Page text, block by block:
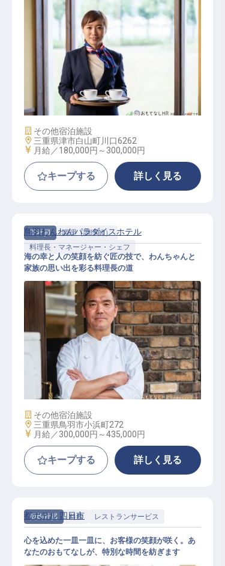
レストランサービス / 正社員
施設業態
その他宿泊施設
勤務地
三重県津市白山町川口6262
給与
月給／180,000円～ 300,000円
キープする 詳しく見る
正社員
調理（調理師）
料理長・マネージャー・シェフ
和食料理長候補【鳥羽わんわんパラ
ダイスホテル】
鳥羽わんわんパラダイスホテル
海の幸と人の笑顔を紡ぐ匠の技で、わんちゃんと
家族の思い出を彩る料理長の道
施設業態
その他宿泊施設
勤務地
三重県鳥羽市小浜町272
給与
月給／300,000円～435,000円
キープする 詳しく見る
契約社員 料飲 レストランサービス
都ホテル 四日市
心を込めた一皿一皿に、お客様の笑顔が咲く。あ
なたのおもてなしが、特別な時間を紡ぎます